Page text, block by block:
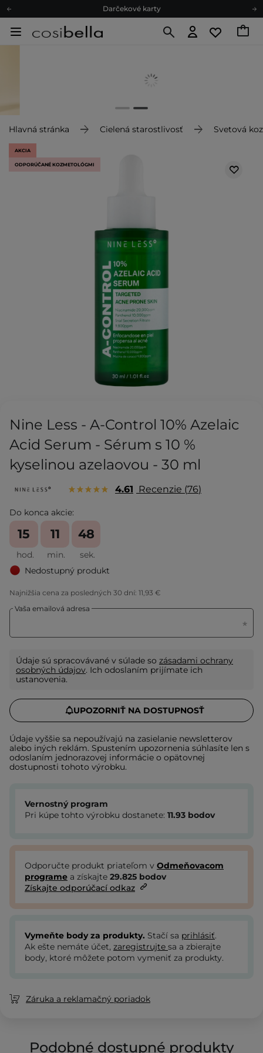
Darčekové karty
Ekologické balenie
Darčekové karty
Hlavná stránka Cielená starostlivosť Svetová
AKCIA
ODPORÚČANÉ KOZMETOLÓGMI
Nine Less - A-Control 10% Azelaic
Acid Serum - Sérum s 10 %
kyselinou azelaovou - 30 ml
4.61 Recenzie 76
Do konca akcie:
hod.
15
min.
11
sek.
48
Nedostupný produkt
Najnižšia cena za posledných 30 dní: 11,93 €
Vaša emailová adresa
Údaje sú spracovávané v súlade so zásadami ochrany
osobných údajov. Ich odoslaním prijímate ich
ustanovenia.
UPOZORNIŤ NA DOSTUPNOSŤ
Údaje vyššie sa nepoužívajú na zasielanie newsletterov
alebo iných reklám. Spustením upozornenia súhlasíte len s
odoslaním jednorazovej informácie o opätovnej
dostupnosti tohoto výrobku.
Vernostný program
Pri kúpe tohto výrobku dostanete: 11.93 bodov
Odporučte produkt priateľom v Odmeňovacom
programe a získajte 29.825 bodov
Získajte odporúčací odkaz
Vymeňte body za produkty. Stačí sa prihlásiť.
Ak ešte nemáte účet, zaregistrujte sa a zbierajte
body, ktoré môžete potom vymeniť za produkty.
Záruka a reklamačný poriadok
Podobné dostupné produkty